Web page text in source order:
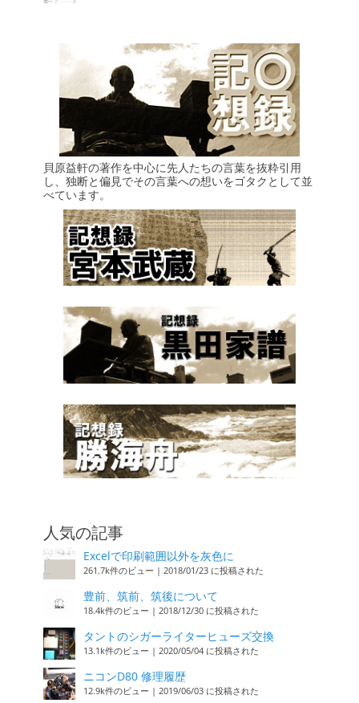
貝原益軒の著作を中心に先人たちの言葉を抜粋引用
し、独断と偏見でその言葉への想いをゴタクとして並
べています。
人気の記事
Excelで印刷範囲以外を灰色に
261.7k件のビュー | 2018/01/23 に投稿された
豊前、筑前、筑後について
18.4k件のビュー | 2018/12/30 に投稿された
タントのシガーライターヒューズ交換
13.1k件のビュー | 2020/05/04 に投稿された
ニコンD80 修理履歴
12.9k件のビュー | 2019/06/03 に投稿された